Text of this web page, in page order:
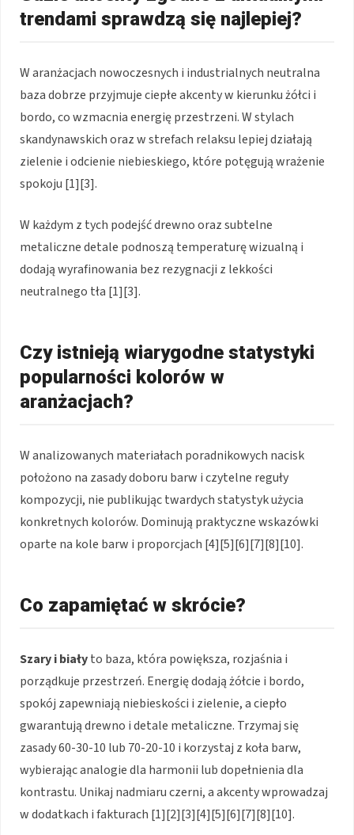
trendami sprawdzą się najlepiej?
W aranżacjach nowoczesnych i industrialnych neutralna
baza dobrze przyjmuje ciepłe akcenty w kierunku żółci i
bordo, co wzmacnia energię przestrzeni. W stylach
skandynawskich oraz w strefach relaksu lepiej działają
zielenie i odcienie niebieskiego, które potęgują wrażenie
spokoju [1][3].
W każdym z tych podejść drewno oraz subtelne
metaliczne detale podnoszą temperaturę wizualną i
dodają wyrafinowania bez rezygnacji z lekkości
neutralnego tła [1][3].
Czy istnieją wiarygodne statystyki
popularności kolorów w
aranżacjach?
W analizowanych materiałach poradnikowych nacisk
położono na zasady doboru barw i czytelne reguły
kompozycji, nie publikując twardych statystyk użycia
konkretnych kolorów. Dominują praktyczne wskazówki
oparte na kole barw i proporcjach [4][5][6][7][8][10].
Co zapamiętać w skrócie?
Szary i białyto baza, która powiększa, rozjaśnia i
porządkuje przestrzeń. Energię dodają żółcie i bordo,
spokój zapewniają niebieskości i zielenie, a ciepło
gwarantują drewno i detale metaliczne. Trzymaj się
zasady 60-30-10 lub 70-20-10 i korzystaj z koła barw,
wybierając analogie dla harmonii lub dopełnienia dla
kontrastu. Unikaj nadmiaru czerni, a akcenty wprowadzaj
w dodatkach i fakturach [1][2][3][4][5][6][7][8][10].